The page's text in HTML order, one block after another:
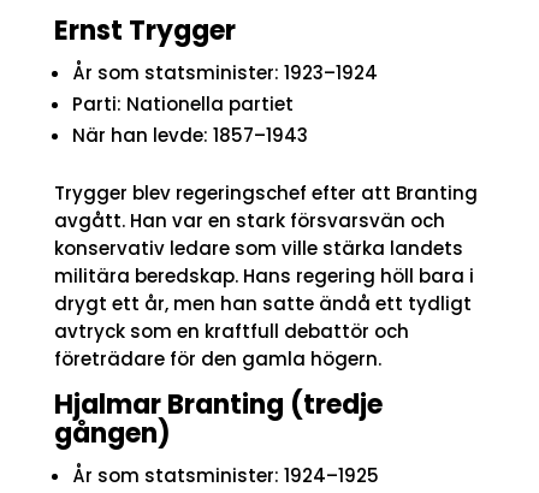
Ernst Trygger
År som statsminister: 1923–1924
Parti: Nationella partiet
När han levde: 1857–1943
Trygger blev regeringschef efter att Branting
avgått. Han var en stark försvarsvän och
konservativ ledare som ville stärka landets
militära beredskap. Hans regering höll bara i
drygt ett år, men han satte ändå ett tydligt
avtryck som en kraftfull debattör och
företrädare för den gamla högern.
Hjalmar Branting (tredje
gången)
År som statsminister: 1924–1925